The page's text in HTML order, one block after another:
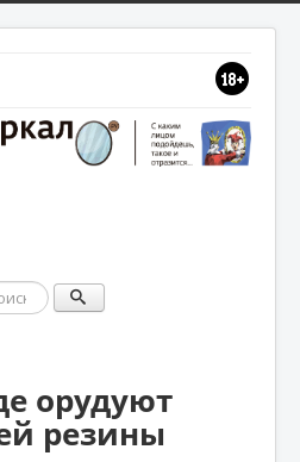
орудуют
резины